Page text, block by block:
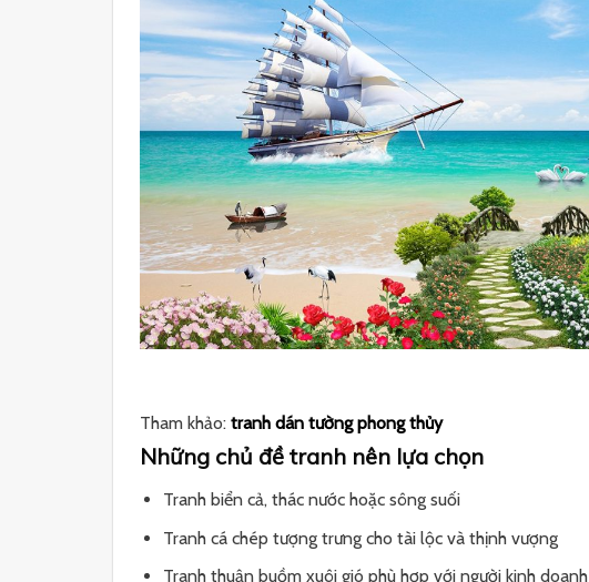
Tham khảo: tranh dán tường phong thủy
Những chủ đề tranh nên lựa chọn
Tranh biển cả, thác nước hoặc sông suối
Tranh cá chép tượng trưng cho tài lộc và thịnh vượng
Tranh thuận buồm xuôi gió phù hợp với người kinh doanh